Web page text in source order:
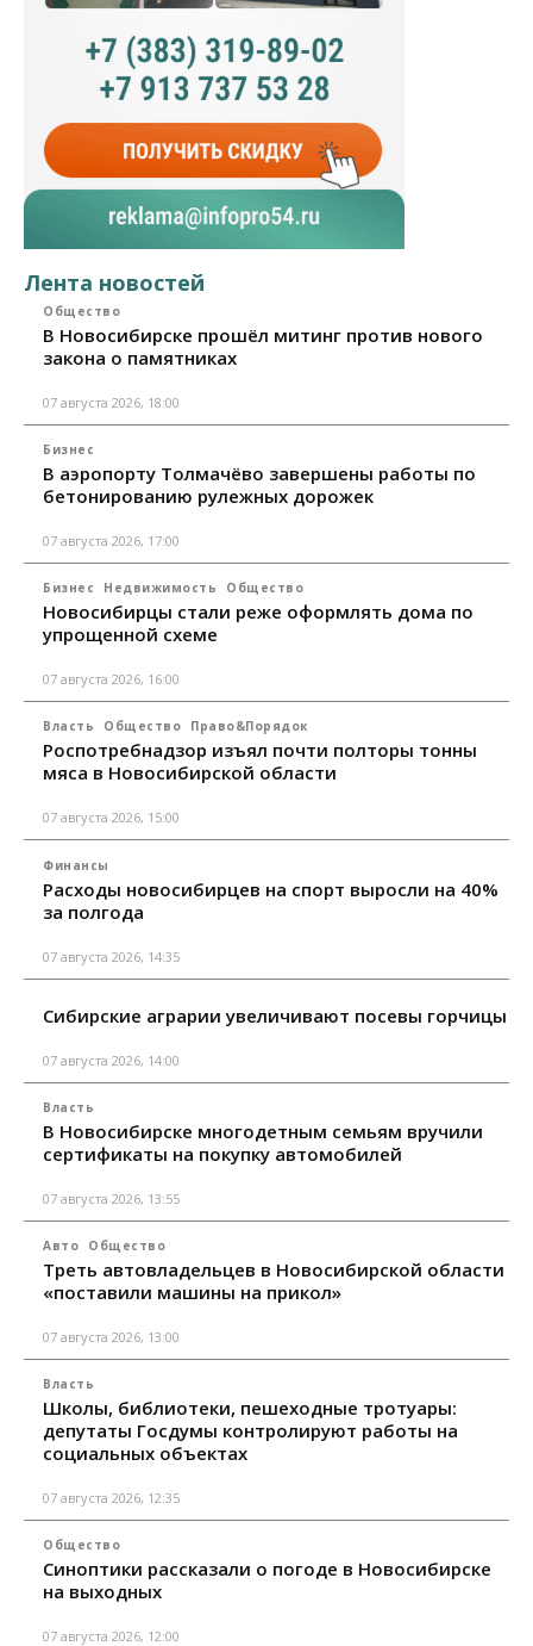
Лента новостей
Общество
В Новосибирске прошёл митинг против нового
закона о памятниках
07 августа 2026, 18:00
Бизнес
В аэропорту Толмачёво завершены работы по
бетонированию рулежных дорожек
07 августа 2026, 17:00
Бизнес Недвижимость Общество
Новосибирцы стали реже оформлять дома по
упрощенной схеме
07 августа 2026, 16:00
Власть Общество Право&Порядок
Роспотребнадзор изъял почти полторы тонны
мяса в Новосибирской области
07 августа 2026, 15:00
Финансы
Расходы новосибирцев на спорт выросли на 40%
за полгода
07 августа 2026, 14:35
Сибирские аграрии увеличивают посевы горчицы
07 августа 2026, 14:00
Власть
В Новосибирске многодетным семьям вручили
сертификаты на покупку автомобилей
07 августа 2026, 13:55
Авто Общество
Треть автовладельцев в Новосибирской области
«поставили машины на прикол»
07 августа 2026, 13:00
Власть
Школы, библиотеки, пешеходные тротуары:
депутаты Госдумы контролируют работы на
социальных объектах
07 августа 2026, 12:35
Общество
Синоптики рассказали о погоде в Новосибирске
на выходных
07 августа 2026, 12:00